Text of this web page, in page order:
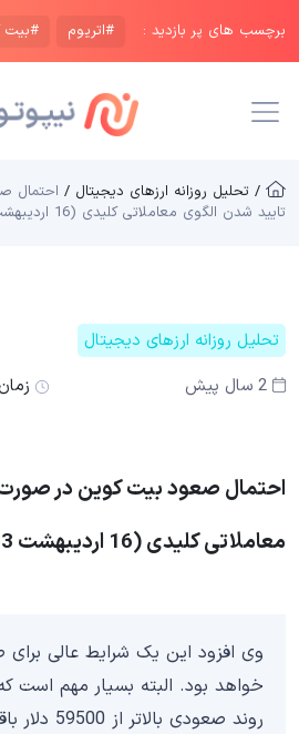
برچسب های پر بازدید : #اتریوم #بیت
/ تحلیل روزانه ارزهای دیجیتال / احتمال
تایید شدن الگوی معاملاتی کلیدی (16 اردیبهشت 1403)
تحلیل روزانه ارزهای دیجیتال
2 سال پیش
احتمال صعود بیت کوین در
معاملاتی کلیدی (16 اردیبهشت 1403)
وی افزود این یک شرایط عالی
خواهد بود. البته بسیار مهم است
روند صعودی بالاتر از 59500 دلار باقی بماند.